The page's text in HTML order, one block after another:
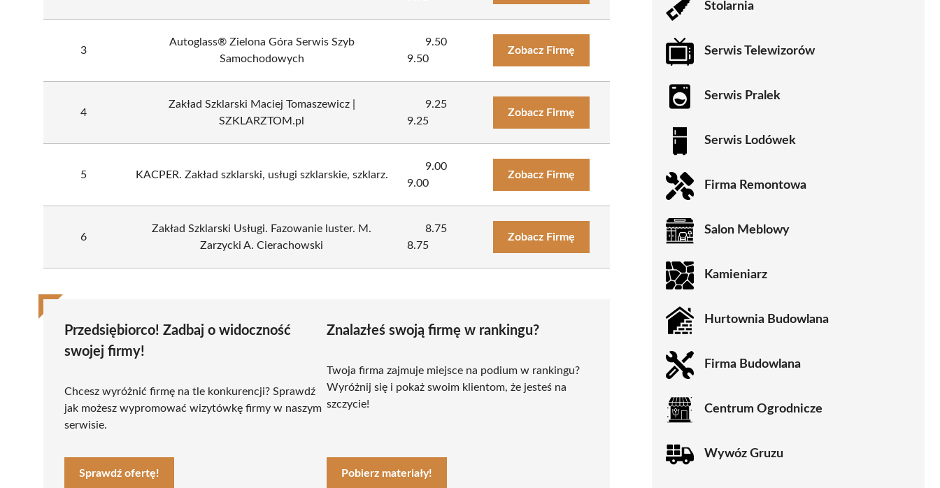
3
Autoglass® Zielona Góra Serwis Szyb
Samochodowych
9.50
9.50
Zobacz Firmę
4
Zakład Szklarski Maciej Tomaszewicz |
SZKLARZTOM.pl
9.25
9.25
Zobacz Firmę
5 KACPER. Zakład szklarski, usługi szklarskie, szklarz.
9.00
9.00
Zobacz Firmę
6
Zakład Szklarski Usługi. Fazowanie luster. M.
Zarzycki A. Cierachowski
8.75
8.75
Zobacz Firmę
Przedsiębiorco! Zadbaj o widoczność
swojej firmy!
Chcesz wyróżnić firmę na tle konkurencji? Sprawdź
jak możesz wypromować wizytówkę firmy w naszym
serwisie.
Sprawdź ofertę!
Znalazłeś swoją firmę w rankingu?
Twoja firma zajmuje miejsce na podium w rankingu?
Wyróżnij się i pokaż swoim klientom, że jesteś na
szczycie!
Pobierz materiały!
Stolarnia
Serwis Telewizorów
Serwis Pralek
Serwis Lodówek
Firma Remontowa
Salon Meblowy
Kamieniarz
Hurtownia Budowlana
Firma Budowlana
Centrum Ogrodnicze
Wywóz Gruzu